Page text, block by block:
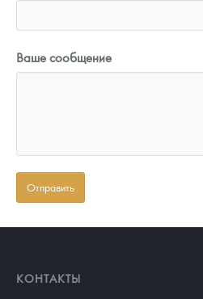
Ваше сообщение
КОНТАКТЫ